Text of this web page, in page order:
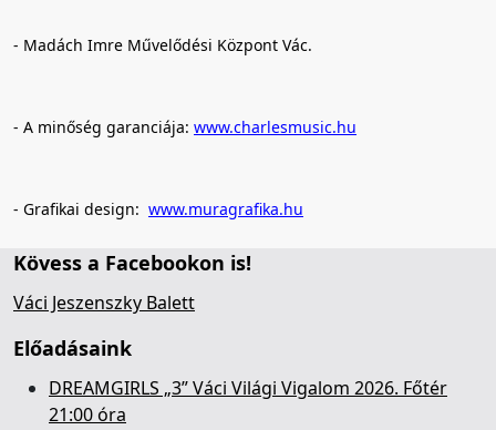
- Madách Imre Művelődési Központ Vác.
- A minőség garanciája: www.charlesmusic.hu
- Grafikai design: www.muragrafika.hu
Kövess a Facebookon is!
Váci Jeszenszky Balett
Előadásaink
DREAMGIRLS „3” Váci Világi Vigalom 2026. Főtér
21:00 óra